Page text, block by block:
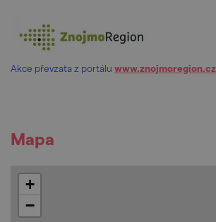
Akce převzata z portálu www.znojmoregion.cz
Mapa
+
−